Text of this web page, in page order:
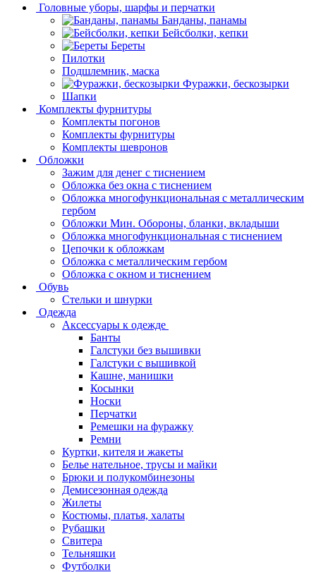
Головные уборы, шарфы и перчатки
Банданы, панамы
Бейсболки, кепки
Береты
Пилотки
Подшлемник, маска
Фуражки, бескозырки
Шапки
Комплекты фурнитуры
Комплекты погонов
Комплекты фурнитуры
Комплекты шевронов
Обложки
Зажим для денег с тиснением
Обложка без окна с тиснением
Обложка многофункциональная с металлическим
гербом
Обложки Мин. Обороны, бланки, вкладыши
Обложка многофункциональная с тиснением
Цепочки к обложкам
Обложка с металлическим гербом
Обложка с окном и тиснением
Обувь
Стельки и шнурки
Одежда
Аксессуары к одежде
Банты
Галстуки без вышивки
Галстуки с вышивкой
Кашне, манишки
Косынки
Носки
Перчатки
Ремешки на фуражку
Ремни
Куртки, кителя и жакеты
Белье нательное, трусы и майки
Брюки и полукомбинезоны
Демисезонная одежда
Жилеты
Костюмы, платья, халаты
Рубашки
Свитера
Тельняшки
Футболки